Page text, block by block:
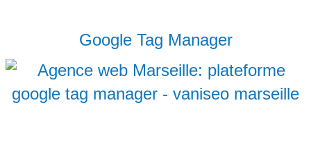
Google Tag Manager